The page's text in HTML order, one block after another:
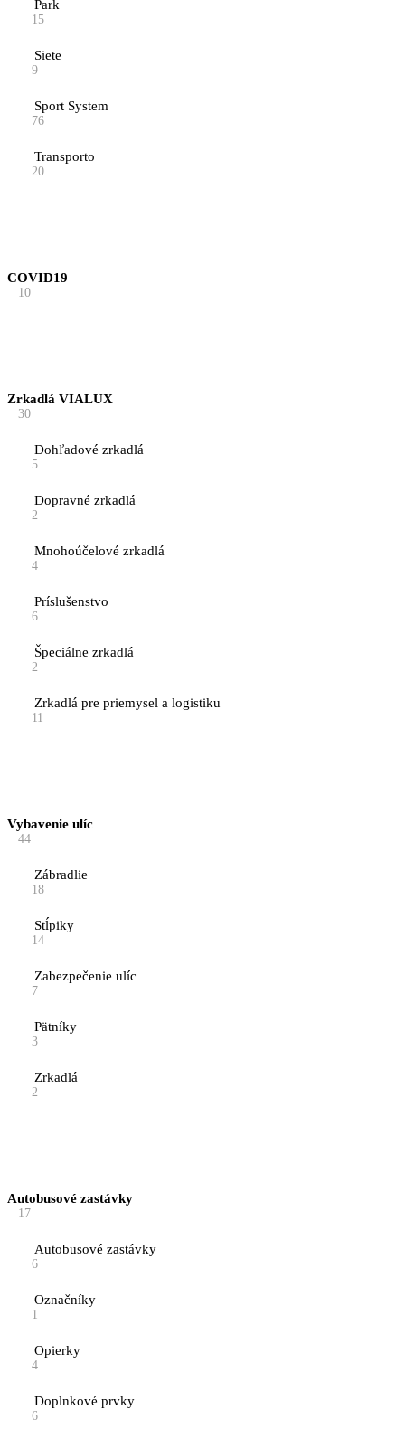
Park
15
Siete
9
Sport System
76
Transporto
20
COVID19
10
Zrkadlá VIALUX
30
Dohľadové zrkadlá
5
Dopravné zrkadlá
2
Mnohoúčelové zrkadlá
4
Príslušenstvo
6
Špeciálne zrkadlá
2
Zrkadlá pre priemysel a logistiku
11
Vybavenie ulíc
44
Zábradlie
18
Stĺpiky
14
Zabezpečenie ulíc
7
Pätníky
3
Zrkadlá
2
Autobusové zastávky
17
Autobusové zastávky
6
Označníky
1
Opierky
4
Doplnkové prvky
6